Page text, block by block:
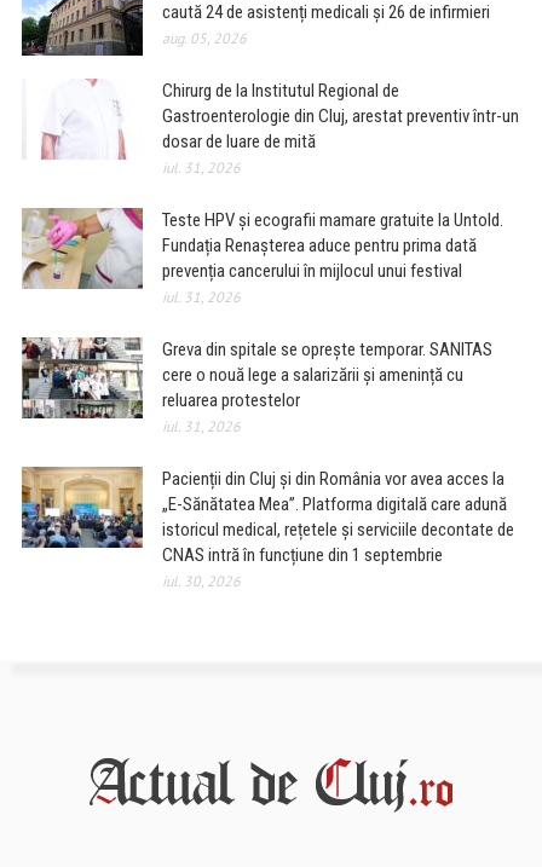
caută 24 de asistenți medicali și 26 de infirmieri
aug. 05, 2026
Chirurg de la Institutul Regional de
Gastroenterologie din Cluj, arestat preventiv într-un
dosar de luare de mită
iul. 31, 2026
Teste HPV și ecografii mamare gratuite la Untold.
Fundația Renașterea aduce pentru prima dată
prevenția cancerului în mijlocul unui festival
iul. 31, 2026
Greva din spitale se oprește temporar. SANITAS
cere o nouă lege a salarizării și amenință cu
reluarea protestelor
iul. 31, 2026
Pacienții din Cluj și din România vor avea acces la
„E-Sănătatea Mea”. Platforma digitală care adună
istoricul medical, rețetele și serviciile decontate de
CNAS intră în funcțiune din 1 septembrie
iul. 30, 2026